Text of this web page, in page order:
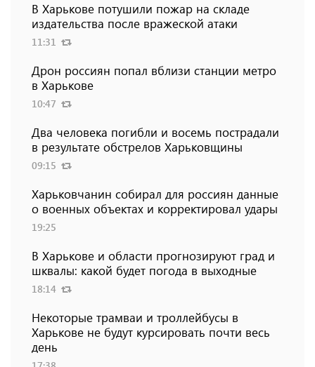
В Харькове потушили пожар на складе
издательства после вражеской атаки
11:31
Дрон россиян попал вблизи станции метро
в Харькове
10:47
Два человека погибли и восемь пострадали
в результате обстрелов Харьковщины
09:15
Харьковчанин собирал для россиян данные
о военных объектах и ​​корректировал удары
19:25
В Харькове и области прогнозируют град и
шквалы: какой будет погода в выходные
18:14
Некоторые трамваи и троллейбусы в
Харькове не будут курсировать почти весь
день